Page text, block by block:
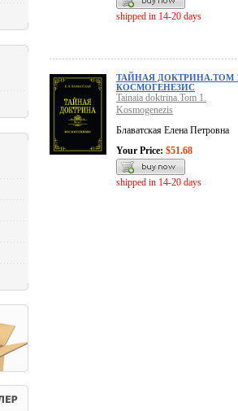
shipped in 14-20 days
ТАЙНАЯ ДОКТРИНА.ТОМ
КОСМОГЕНЕЗИС
Tainaia doktrina.Tom 1.
Kosmogenezis
Блаватская Елена Петровна
Your Price: $51.68
shipped in 14-20 days